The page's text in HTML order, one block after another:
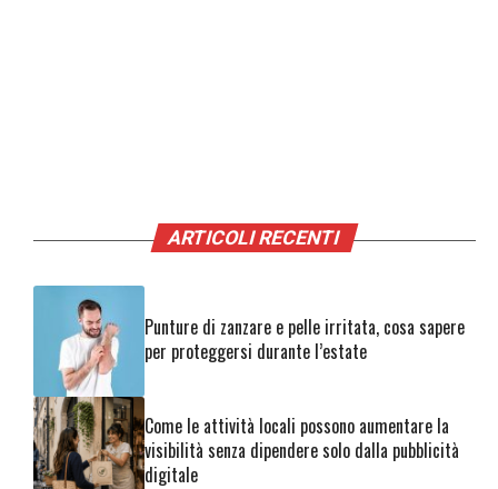
ARTICOLI RECENTI
Punture di zanzare e pelle irritata, cosa sapere
per proteggersi durante l’estate
Come le attività locali possono aumentare la
visibilità senza dipendere solo dalla pubblicità
digitale